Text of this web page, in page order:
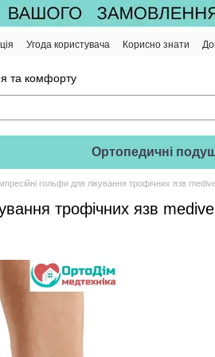
Угода користувача Корисно знати
та комфорту
Ортопедичні
гольфи для лікування трофічних язв
трофічних язв